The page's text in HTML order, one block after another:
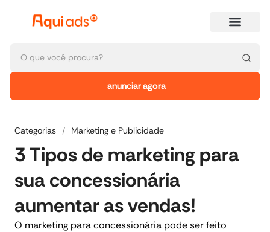
anunciar agora
Categorias / Marketing e Publicidade
3 Tipos de marketing para
sua concessionária
aumentar as vendas!
O marketing para concessionária pode ser feito